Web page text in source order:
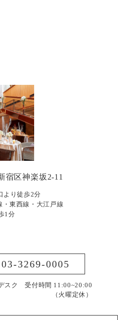
宿区神楽坂2-11
より徒歩2分
東西線・大江戸線
1分
03-3269-0005
スク 受付時間 11:00~20:00
（火曜定休）